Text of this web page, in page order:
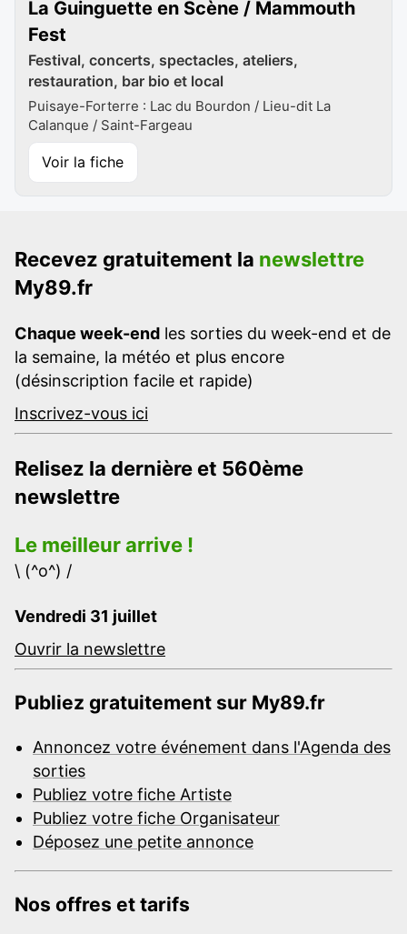
La Guinguette en Scène / Mammouth
Fest
Festival, concerts, spectacles, ateliers,
restauration, bar bio et local
Puisaye-Forterre : Lac du Bourdon / Lieu-dit La
Calanque / Saint-Fargeau
Voir la fiche
Recevez gratuitement la newslettre
My89.fr
Chaque week-end les sorties du week-end et de
la semaine, la météo et plus encore
(désinscription facile et rapide)
Inscrivez-vous ici
Relisez la dernière et 560ème
newslettre
Le meilleur arrive !
\ (^o^) /
Vendredi 31 juillet
Ouvrir la newslettre
Publiez gratuitement sur My89.fr
Annoncez votre événement dans l'Agenda des
sorties
Publiez votre fiche Artiste
Publiez votre fiche Organisateur
Déposez une petite annonce
Nos offres et tarifs